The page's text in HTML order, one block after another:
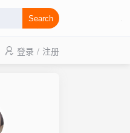
Search
登录 / 注册